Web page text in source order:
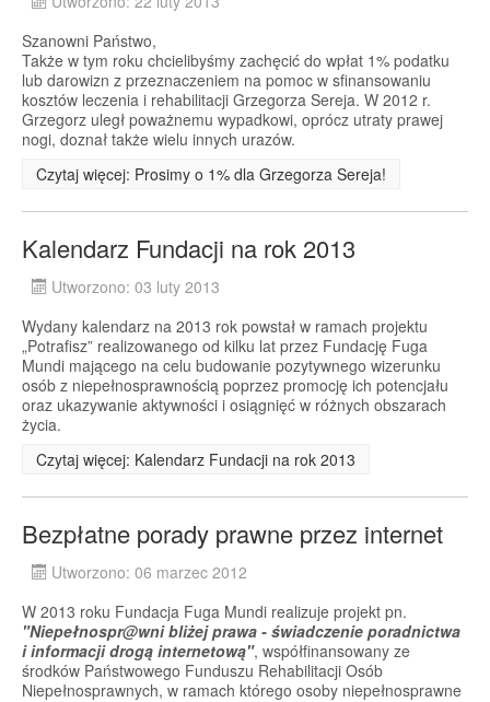
Szanowni Państwo,
Także w tym roku chcielibyśmy zachęcić do wpłat 1% podatku
lub darowizn z przeznaczeniem na pomoc w sfinansowaniu
kosztów leczenia i rehabilitacji Grzegorza Sereja. W 2012 r.
Grzegorz uległ poważnemu wypadkowi, oprócz utraty prawej
nogi, doznał także wielu innych urazów.
Czytaj więcej: Prosimy o 1% dla Grzegorza Sereja!
Kalendarz Fundacji na rok 2013
Utworzono: 03 luty 2013
Wydany kalendarz na 2013 rok powstał w ramach projektu
„Potrafisz” realizowanego od kilku lat przez Fundację Fuga
Mundi mającego na celu budowanie pozytywnego wizerunku
osób z niepełnosprawnością poprzez promocję ich potencjału
oraz ukazywanie aktywności i osiągnięć w różnych obszarach
życia.
Czytaj więcej: Kalendarz Fundacji na rok 2013
Bezpłatne porady prawne przez internet
Utworzono: 06 marzec 2012
W 2013 roku Fundacja Fuga Mundi realizuje projekt pn.
"Niepełnospr@wni bliżej prawa - świadczenie poradnictwa
i informacji drogą internetową", współfinansowany ze
środków Państwowego Funduszu Rehabilitacji Osób
Niepełnosprawnych, w ramach którego osoby niepełnosprawne